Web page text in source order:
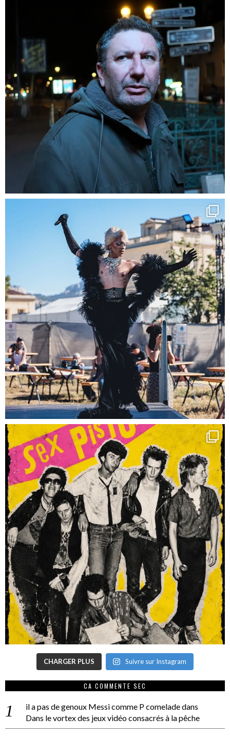
CHARGER PLUS Suivre sur Instagram
CA COMMENTE SEC
il a pas de genoux Messi comme P comeladedans
Dans le vortex des jeux vidéo consacrés à la pêche